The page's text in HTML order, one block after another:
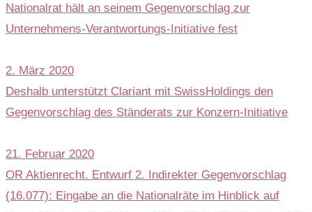
Nationalrat hält an seinem Gegenvorschlag zur
Unternehmens-Verantwortungs-Initiative fest
2. März 2020
Deshalb unterstützt Clariant mit SwissHoldings den
Gegenvorschlag des Ständerats zur Konzern-Initiative
21. Februar 2020
OR Aktienrecht. Entwurf 2. Indirekter Gegenvorschlag
(16.077): Eingabe an die Nationalräte im Hinblick auf